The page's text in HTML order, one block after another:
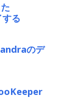
る
のデ